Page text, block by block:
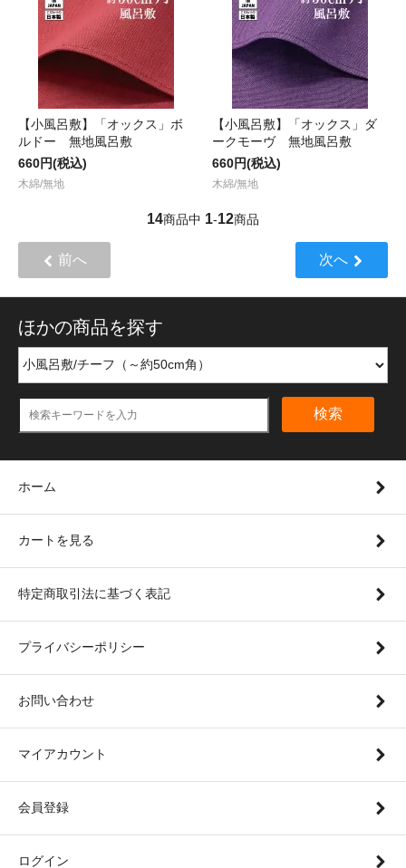
【小風呂敷】「オックス」ボ
ルドー 無地風呂敷
660円(税込)
木綿/無地
【小風呂敷】「オックス」ダ
ークモーヴ 無地風呂敷
660円(税込)
木綿/無地
14商品中 1-12商品
前へ 次へ
ほかの商品を探す
検索
ホーム
カートを見る
特定商取引法に基づく表記
プライバシーポリシー
お問い合わせ
マイアカウント
会員登録
ログイン